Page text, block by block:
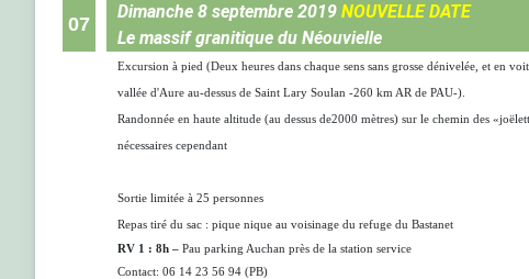
07
Dimanche 8 septembre 2019 NOUVELLE DATE
Le massif granitique du Néouvielle
Excursion à pied (Deux heures dans chaque sens sans grosse dénivelée, et en
vallée d'Aure au-dessus de Saint Lary Soulan -260 km AR de PAU-).
Randonnée en haute altitude (au dessus de2000 mètres) sur le chemin des
nécessaires cependant
Sortie limitée à 25 personnes
Repas tiré du sac : pique nique au voisinage du refuge du Bastanet
RV 1 : 8h – Pau parking Auchan près de la station service
Contact: 06 14 23 56 94 (PB)